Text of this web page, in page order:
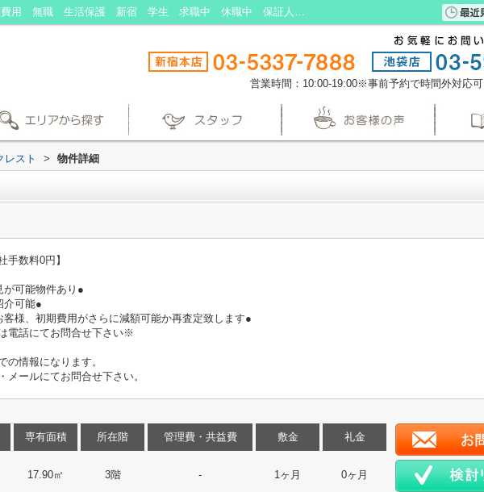
南台クレスト｜入居審査 賃貸 初期費用 無職 生活保護 新宿 学生 求職中 休職中 保証人不要 照明付き 学生向け シャワー 出窓 礼金不要｜東京の生活保護受給者向けの賃貸アパート・マンションなら生活保護賃貸
営業時間：10:00-19:00※事前予約で時間外対応可
レスト > 物件詳細
手数料0円】
が可能物件あり●
介可能●
様、初期費用がさらに減額可能か再査定致します●
電話にてお問合せ下さい※
情報になります。
ールにてお問合せ下さい。
専有面積
17.90㎡
所在階
3階
管理費・共益費
-
敷金
1ヶ月
礼金
0ヶ月